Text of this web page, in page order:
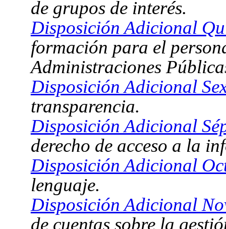
de grupos de interés.
Disposición Adicional
formación para el
Administraciones
Disposición Adicional
transparencia.
Disposición Adicional
derecho de acceso a la
Disposición Adicional
lenguaje.
Disposición Adicional
de cuentas sobre la